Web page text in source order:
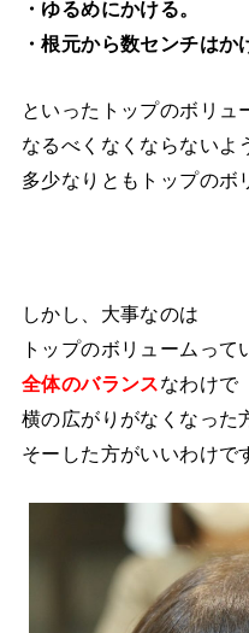
・ゆるめにかける。
・根元から数センチはか
といったトップのボリュ
なるべくなくならないよ
多少なりともトップのボ
しかし、大事なのは
トップのボリュームって
全体のバランスなわけで
横の広がりがなくなった
そーした方がいいわけで